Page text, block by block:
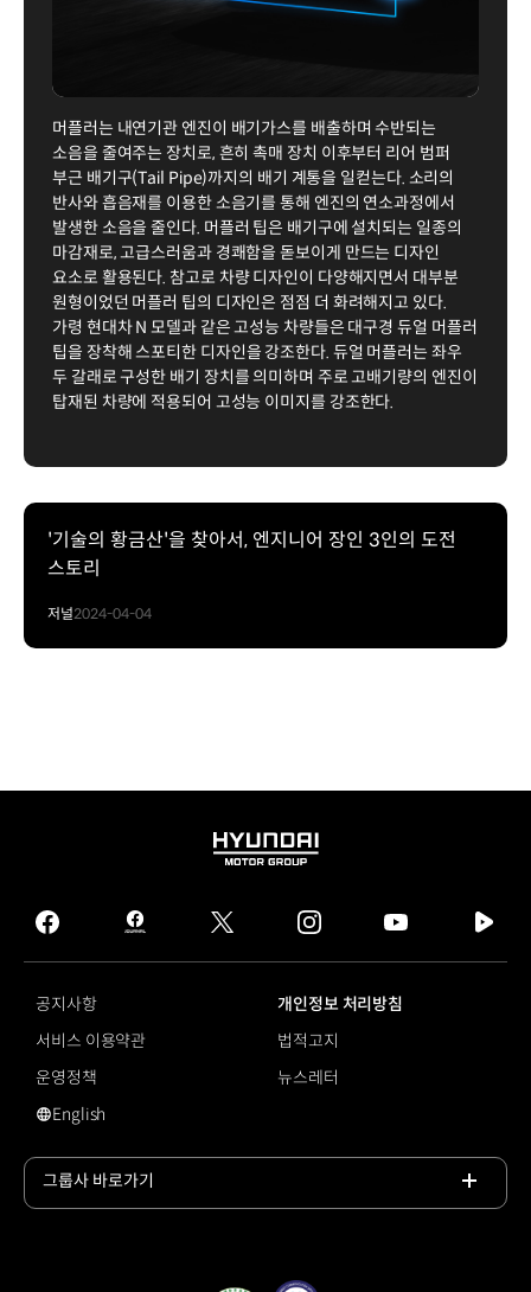
머플러는 내연기관 엔진이 배기가스를 배출하며 수반되는
소음을 줄여주는 장치로, 흔히 촉매 장치 이후부터 리어 범퍼
부근 배기구(Tail Pipe)까지의 배기 계통을 일컫는다. 소리의
반사와 흡음재를 이용한 소음기를 통해 엔진의 연소과정에서
발생한 소음을 줄인다. 머플러 팁은 배기구에 설치되는 일종의
마감재로, 고급스러움과 경쾌함을 돋보이게 만드는 디자인
요소로 활용된다. 참고로 차량 디자인이 다양해지면서 대부분
원형이었던 머플러 팁의 디자인은 점점 더 화려해지고 있다.
가령 현대차 N 모델과 같은 고성능 차량들은 대구경 듀얼 머플러
팁을 장착해 스포티한 디자인을 강조한다. 듀얼 머플러는 좌우
두 갈래로 구성한 배기 장치를 의미하며 주로 고배기량의 엔진이
탑재된 차량에 적용되어 고성능 이미지를 강조한다.
'기술의 황금산'을 찾아서, 엔지니어 장인 3인의 도전
스토리
저널2024-04-04
HYUNDAI
GROUP
facebook
hmg
journal
twitter instagram
tv
공지사항
개인정보 처리방침
서비스 이용약관
법적고지
운영정책
뉴스레터
머플러
English
그룹사 바로가기